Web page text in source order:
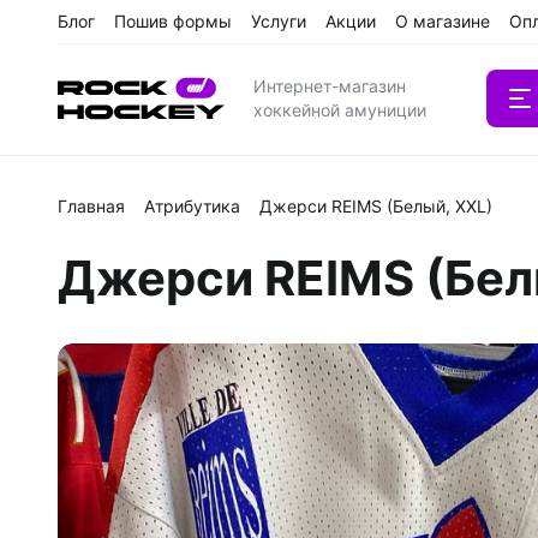
Блог Пошив формы Услуги Акции О магазине
Интернет-магазин
хоккейной амуниции
Клюшки
Главная Атрибутика Джерси REIMS (Белый, XXL)
Джерси REIMS